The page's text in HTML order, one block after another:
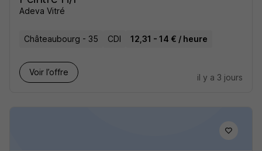
Adeva Vitré
Châteaubourg - 35 CDI 12,31 - 14 € / heure
Voir l’offre
il y a 3 jours